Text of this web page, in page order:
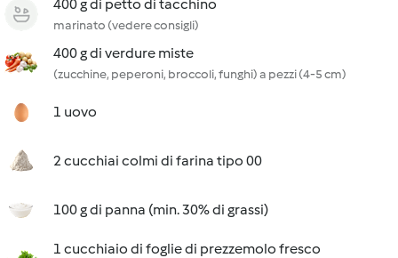
400 g di petto di tacchino
marinato (vedere consigli)
400 g di verdure miste
(zucchine, peperoni, broccoli, funghi) a pezzi (4-5 cm)
1 uovo
2 cucchiai colmi di farina tipo 00
100 g di panna (min. 30% di grassi)
1 cucchiaio di foglie di prezzemolo fresco